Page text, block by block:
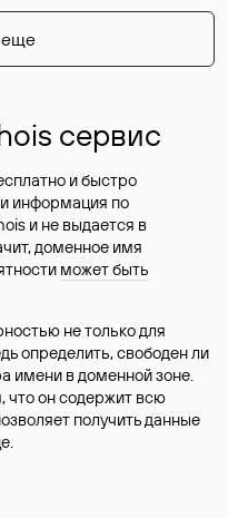
еще
сервис
и быстро
информация по
и не выдается в
доменное имя
может быть
не только для
определить, свободен ли
имени в доменной зоне.
что он содержит всю
получить данные